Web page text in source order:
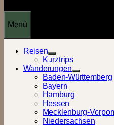
Menü
Reisen
Show
sub
menu
Kurztrips
Wanderungen
Show
sub
Baden-Württemberg
Bayern
Hamburg
Hessen
Mecklenburg-
Niedersachsen